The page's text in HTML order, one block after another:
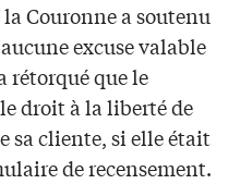
Couronne a soutenu
excuse valable
rétorqué que le
droit à la liberté de
sa cliente, si elle était
de recensement.